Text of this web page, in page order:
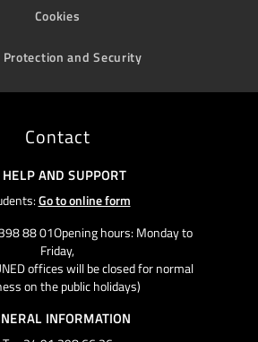
Cookies
Protection and Security
Contact
HELP AND SUPPORT
Go to online form
88 01Opening hours: Monday to
Friday,
offices will be closed for normal
on the public holidays)
INFORMATION